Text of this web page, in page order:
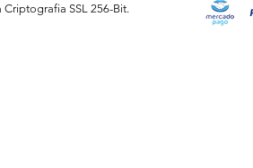
Criptografia SSL 256-Bit.